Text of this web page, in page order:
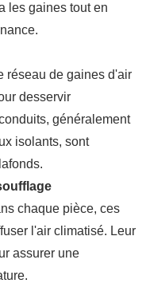
les gaines tout en
réseau de gaines d'air
desservir
généralement
isolants, sont
chaque pièce, ces
l'air climatisé. Leur
assurer une